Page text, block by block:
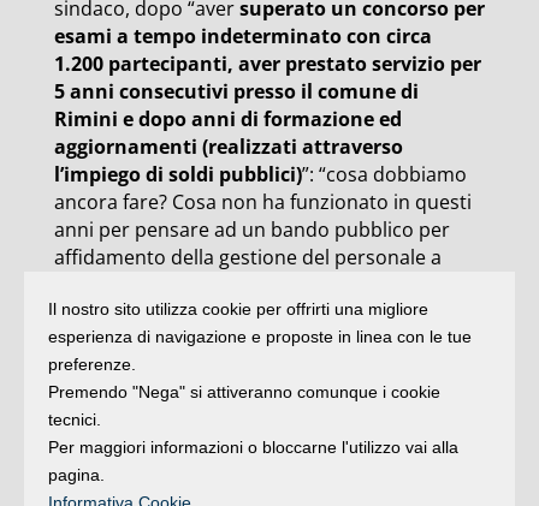
sindaco, dopo “aversuperato un concorso per
esami a tempo indeterminato con circa
1.200 partecipanti, aver prestato servizio per
5 anni consecutivi presso il comune di
Rimini e dopo anni di formazione ed
aggiornamenti (realizzati attraverso
l’impiego di soldi pubblici)”: “cosa dobbiamo
ancora fare? Cosa non ha funzionato in questi
anni per pensare ad un bando pubblico per
affidamento della gestione del personale a
ASP sono positive, quali sono le motivazioni
che portano a pensare ad un cambio
gestionale del personale? La nostra è una
semplice richiesta: fare il nostro lavoro
dignitosamente, all’interno di una gestione
pubblica che sia supervisionata, con la
presenza di un coordinamento pedagogico e
Il nostro sito utilizza cookie per offrirti una migliore
esperienza di navigazione e proposte in linea con le tue
preferenze.
Premendo "Nega" si attiveranno comunque i cookie
tecnici.
Per maggiori informazioni o bloccarne l'utilizzo vai alla
pagina.